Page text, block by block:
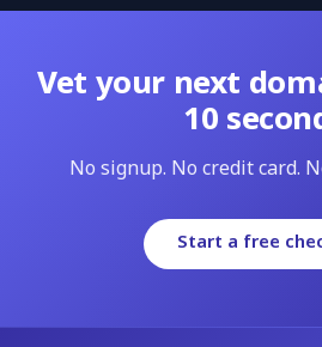
Vet your next
10
No signup. No credit card.
Start a free